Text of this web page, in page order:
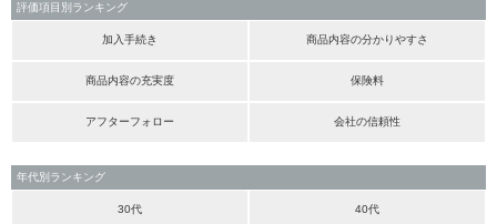
評価項目別ランキング
加入手続き 商品内容の分かりやすさ
商品内容の充実度 保険料
アフターフォロー 会社の信頼性
年代別ランキング
30代 40代